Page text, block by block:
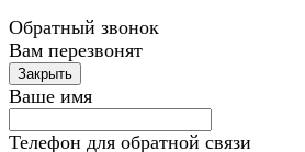
Обратный звонок
Вам перезвонят
Ваше имя
Телефон для обратной связи